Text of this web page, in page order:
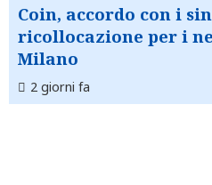
Coin, accordo con i
ricollocazione per i
Milano
2 giorni fa